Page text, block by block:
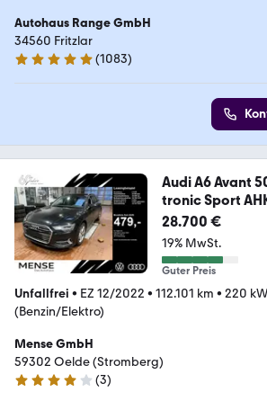
Autohaus Range GmbH
34560 Fritzlar
4.9 Sterne
(1083)
Audi A6 Avant
tronic Sport
28.700 €
19% MwSt.
Guter Preis
Unfallfrei • EZ 12/2022 • 112.101 km • 220
(Benzin/Elektro)
Mense GmbH
59302 Oelde (Stromberg)
4.1 Sterne
(3)